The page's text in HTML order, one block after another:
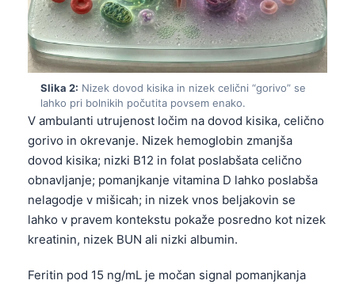
Slika 2: Nizek dovod kisika in nizek celični “gorivo” se
lahko pri bolnikih počutita povsem enako.
V ambulanti utrujenost ločim na dovod kisika, celično
gorivo in okrevanje. Nizek hemoglobin zmanjša
dovod kisika; nizki B12 in folat poslabšata celično
obnavljanje; pomanjkanje vitamina D lahko poslabša
nelagodje v mišicah; in nizek vnos beljakovin se
lahko v pravem kontekstu pokaže posredno kot nizek
kreatinin, nizek BUN ali nizki albumin.
Feritin pod 15 ng/mL je močan signal pomanjkanja